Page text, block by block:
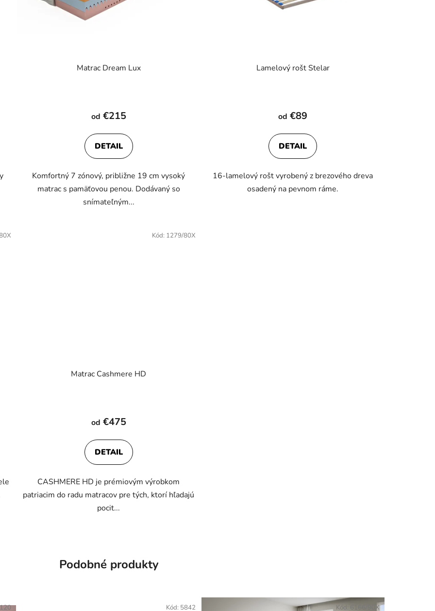
Matrac Dream Lux
od €215
DETAIL
Komfortný 7 zónový, približne 19 cm vysoký
matrac s pamäťovou penou. Dodávaný so
snímateľným...
Lamelový rošt Stelar
od €89
DETAIL
16-lamelový rošt vyrobený z brezového dreva
osadený na pevnom ráme.
Matrac Cashmere HD
od €475
DETAIL
CASHMERE HD je prémiovým výrobkom
patriacim do radu matracov pre tých, ktorí hľadajú
pocit...
Kód: 1279/80X
Podobné produkty
Kód: 5842 Kód: 6166/90X